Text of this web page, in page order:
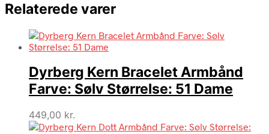
Relaterede varer
Dyrberg Kern Bracelet Armbånd
Farve: Sølv Størrelse: 51 Dame
449,00 kr.